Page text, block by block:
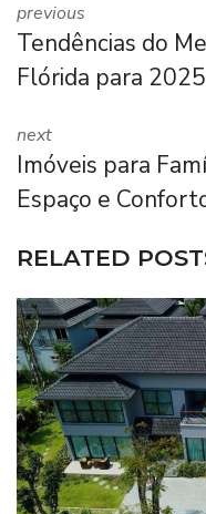
previous
Tendências do
Flórida para 2025
next
Imóveis para
Espaço e
RELATED